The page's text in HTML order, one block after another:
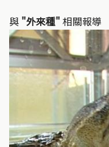
與 "外來種" 相關報導